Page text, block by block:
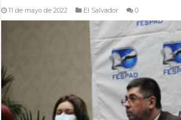
11 de mayo de 2022 El Salvador 0